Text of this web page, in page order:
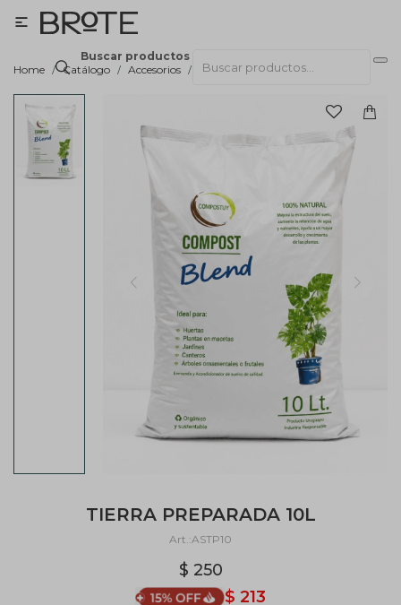
Buscar productos

Home Catálogo Accesorios Sustratos
TIERRA PREPARADA 10L
ASTP10
$ 250
$ 213